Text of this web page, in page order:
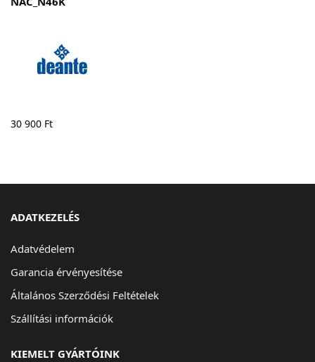
30 900 Ft
ADATKEZELÉS
Adatvédelem
Garancia érvényesítése
Általános Szerződési Feltételek
Szállítási információk
KIEMELT GYÁRTÓINK